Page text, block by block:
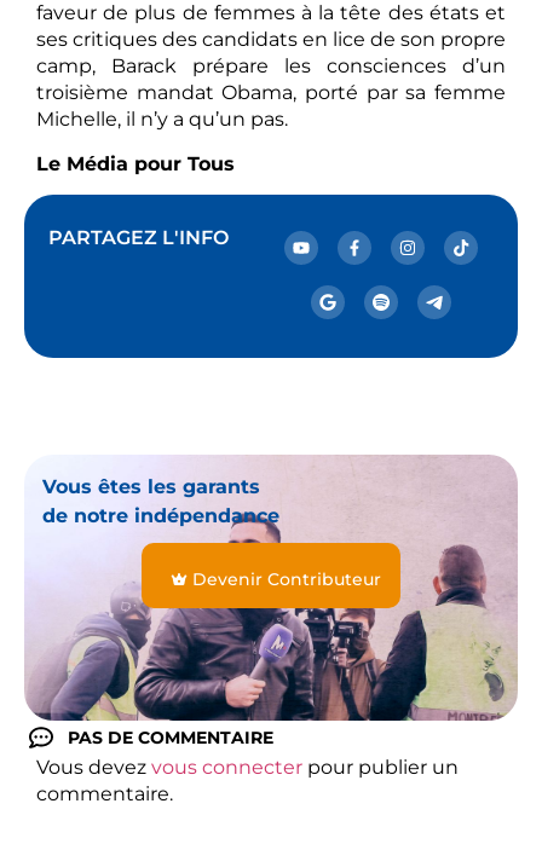
faveur de plus de femmes à la tête des états et
ses critiques des candidats en lice de son propre
camp, Barack prépare les consciences d’un
troisième mandat Obama, porté par sa femme
Michelle, il n’y a qu’un pas.
Le Média pour Tous
PARTAGEZ L'INFO
Vous êtes les garants
de notre indépendance
Devenir Contributeur
PAS DE COMMENTAIRE
Vous devez vous connecter pour publier un
commentaire.